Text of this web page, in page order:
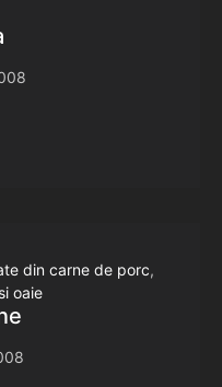
din carne de porc
oaie